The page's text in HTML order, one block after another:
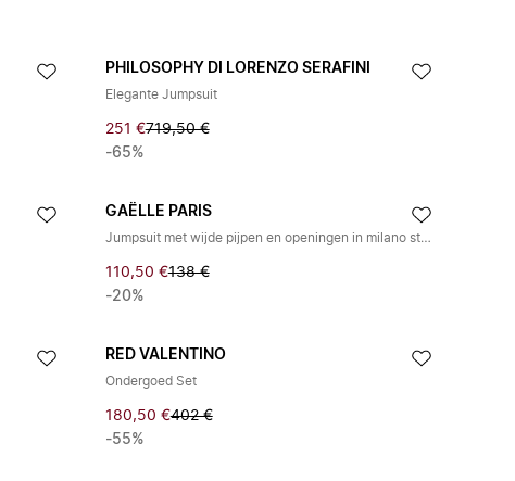
PHILOSOPHY DI LORENZO SERAFINI
Elegante Jumpsuit
251 €719,50 €
-65%
GAËLLE PARIS
Jumpsuit met wijde pijpen en openingen in milano steek
110,50 €138 €
-20%
RED VALENTINO
Ondergoed Set
180,50 €402 €
-55%